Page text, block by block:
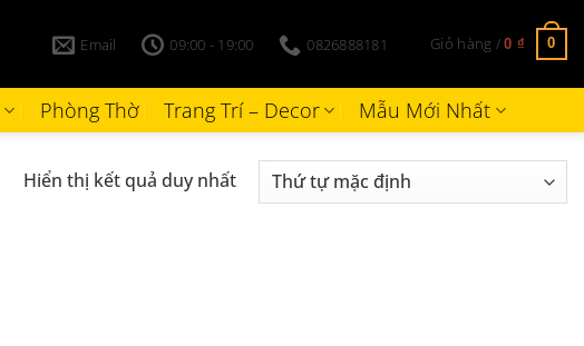
Email 09:00 - 19:00 0826888181 Giỏ hàng /0 ₫ 0
Phòng Thờ Trang Trí – Decor Mẫu Mới Nhất
Hiển thị kết quả duy nhất